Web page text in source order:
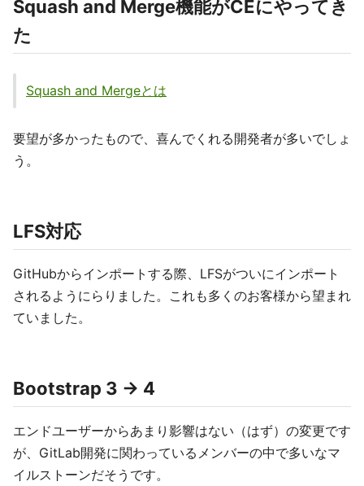
Squash and Merge機能がCEにやってき
た
Squash and Mergeとは
要望が多かったもので、喜んでくれる開発者が多いでしょ
う。
LFS対応
GitHubからインポートする際、LFSがついにインポート
されるようにらりました。これも多くのお客様から望まれ
ていました。
Bootstrap 3 -> 4
エンドユーザーからあまり影響はない（はず）の変更です
が、GitLab開発に関わっているメンバーの中で多いなマ
イルストーンだそうです。